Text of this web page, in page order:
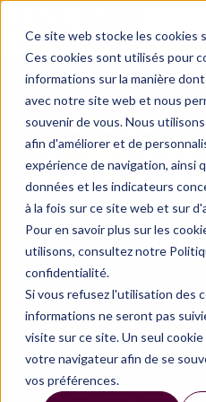
Ce site web stocke les cookies
Ces cookies sont utilisés pour
informations sur la manière
avec notre site web et nous
souvenir de vous. Nous
afin d'améliorer et de
expérience de navigation, ainsi
données et les indicateurs
à la fois sur ce site web et sur
Pour en savoir plus sur les
utilisons, consultez notre
confidentialité.
Si vous refusez l'utilisation des
informations ne seront pas
visite sur ce site. Un seul
votre navigateur afin de se
vos préférences.
Industries
Arts,
se former
Envie d’évoluer vers un
dans le domaine de l’Art
de nourrir votre réflexion
secteur ? De comprendre
Participez à notre